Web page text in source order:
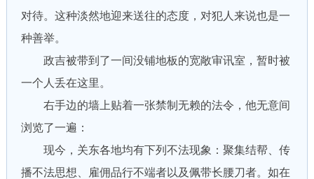
对待。这种淡然地迎来送往的态度，对犯人来说也是一
种善举。
政吉被带到了一间没铺地板的宽敞审讯室，暂时被
一个人丢在这里。
右手边的墙上贴着一张禁制无赖的法令，他无意间
浏览了一遍：
现今，关东各地均有下列不法现象：聚集结帮、传
播不法思想、雇佣品行不端者以及佩带长腰刀者。如在